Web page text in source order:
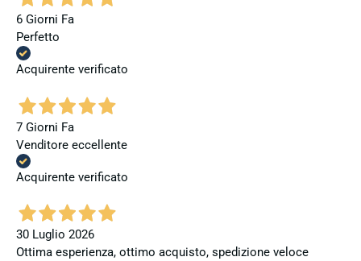
6 Giorni Fa
Perfetto
Acquirente verificato
7 Giorni Fa
Venditore eccellente
Acquirente verificato
30 Luglio 2026
Ottima esperienza, ottimo acquisto, spedizione veloce